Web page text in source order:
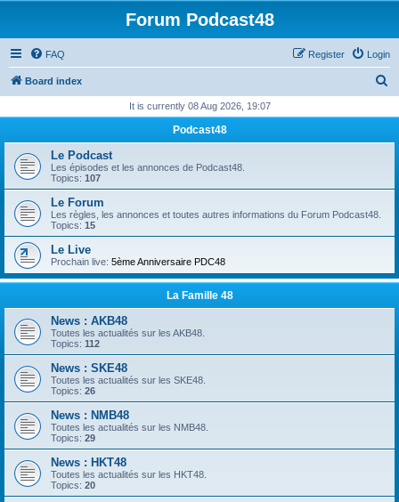
Forum Podcast48
FAQ Login
Register
Board index
r
h
It is currently 08 Aug 2026, 19:07
Podcast48
Le Podcast
Les épisodes et les annonces de Podcast48.
Topics: 107
Le Forum
Les règles, les annonces et toutes autres informations du Forum Podcast48.
Topics: 15
Le Live
Prochain live: 5ème Anniversaire PDC48
La Famille 48
News : AKB48
Toutes les actualités sur les AKB48.
Topics: 112
News : SKE48
Toutes les actualités sur les SKE48.
Topics: 26
News : NMB48
Toutes les actualités sur les NMB48.
Topics: 29
News : HKT48
Toutes les actualités sur les HKT48.
Topics: 20